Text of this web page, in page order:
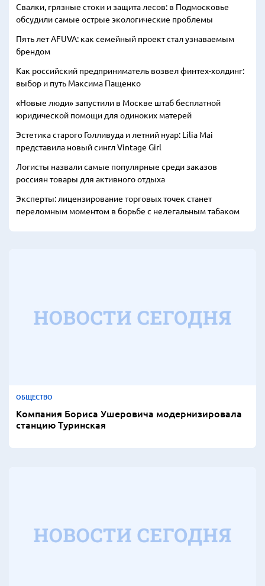
Свалки, грязные стоки и защита лесов: в Подмосковье
обсудили самые острые экологические проблемы
Пять лет AFUVA: как семейный проект стал узнаваемым
брендом
Как российский предприниматель возвел финтех-холдинг:
выбор и путь Максима Пащенко
«Новые люди» запустили в Москве штаб бесплатной
юридической помощи для одиноких матерей
Эстетика старого Голливуда и летний нуар: Lilia Mai
представила новый сингл Vintage Girl
Логисты назвали самые популярные среди заказов
россиян товары для активного отдыха
Эксперты: лицензирование торговых точек станет
переломным моментом в борьбе с нелегальным табаком
ОБЩЕСТВО
Компания Бориса Ушеровича модернизировала
станцию Туринская